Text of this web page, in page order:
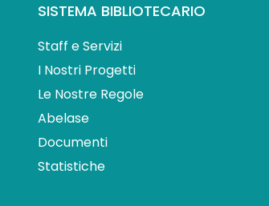
SISTEMA BIBLIOTECARIO
Staff e Servizi
I Nostri Progetti
Le Nostre Regole
Abelase
Documenti
Statistiche